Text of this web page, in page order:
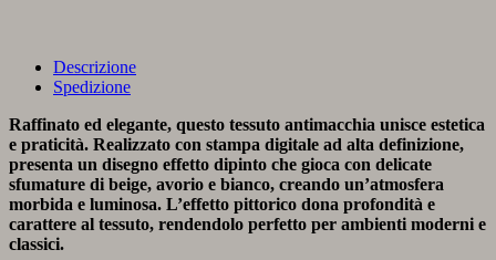
Descrizione
Spedizione
Raffinato ed elegante, questo tessuto antimacchia unisce estetica
e praticità. Realizzato con stampa digitale ad alta definizione,
presenta un disegno effetto dipinto che gioca con delicate
sfumature di beige, avorio e bianco, creando un’atmosfera
morbida e luminosa. L’effetto pittorico dona profondità e
carattere al tessuto, rendendolo perfetto per ambienti moderni e
classici.